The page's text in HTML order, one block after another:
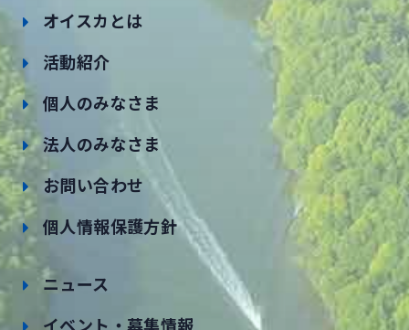
オイスカとは
活動紹介
個人のみなさま
法人のみなさま
お問い合わせ
個人情報保護方針
ニュース